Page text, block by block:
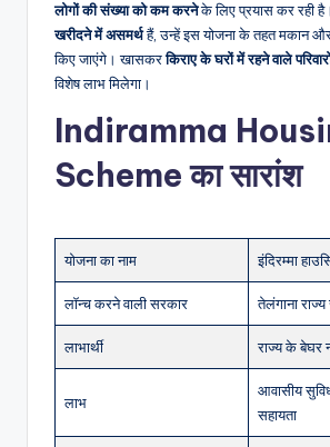
लोगों की संख्या को कम करनेके लिए प्रयास कर रही
खरीदने में असमर्थहैं, उन्हें इस योजना के तहत मकान और
किए जाएंगे। खासकरकिराए के घरों में रहने वाले
विशेष लाभ मिलेगा।
Indiramma
Scheme का सारांश
योजना का नाम इंदिरम्मा
लॉन्च करने वाली सरकार तेलंगाना
लाभार्थी राज्य के बेघर
लाभ
आवासीय
सहायता